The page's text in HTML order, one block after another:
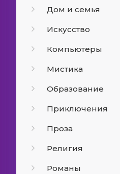
Дом и семья
Искусство
Компьютеры
Мистика
Образование
Приключения
Проза
Религия
Романы